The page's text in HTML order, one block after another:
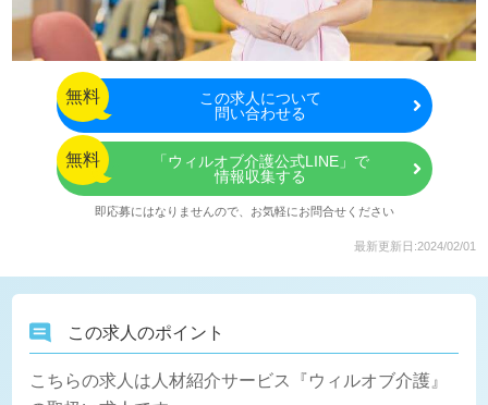
無料 この求人について
問い合わせる
無料
「ウィルオブ介護公式LINE」で
情報収集する
即応募にはなりませんので、お気軽にお問合せください
最新更新日:2024/02/01
この求人のポイント
こちらの求人は人材紹介サービス『ウィルオブ介護』